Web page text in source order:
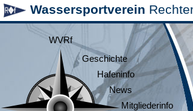
Wassersportverein
WVRf
Geschichte
Hafeninfo
News
Mitgliederinfo